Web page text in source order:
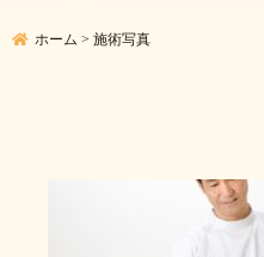
ホーム > 施術写真